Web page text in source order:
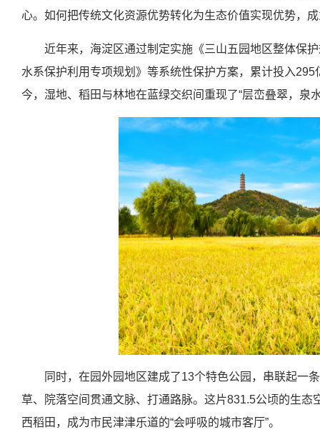
心。如何把传统文化资源优势转化为生态价值实现优势，
近年来，海淀区通过制定实施《三山五园地区整体保
水系保护利用专项规划》等系统性保护方案，累计投入
今，湿地、稻田与林地在蓝绿交织间重现了“层峦叠翠，泉
同时，在园外园地区建成了13个特色公园，串联起一
草、院落空间贯通文脉、打通路脉。这片831.5公顷的生
西稻田，成为市民津津乐道的“会呼吸的城市客厅”。